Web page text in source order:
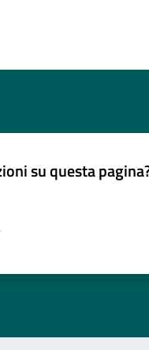
su questa